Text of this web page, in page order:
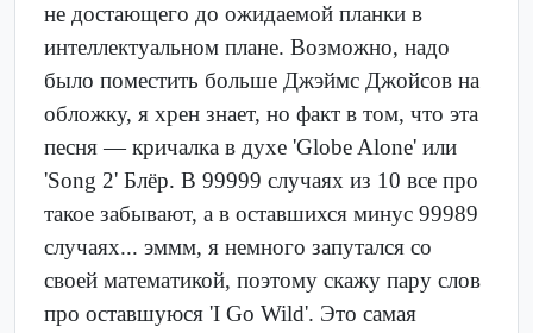
не достающего до ожидаемой планки в
интеллектуальном плане. Возможно, надо
было поместить больше Джэймс Джойсов на
обложку, я хрен знает, но факт в том, что эта
песня — кричалка в духе 'Globe Alone' или
'Song 2' Блёр. В 99999 случаях из 10 все про
такое забывают, а в оставшихся минус 99989
случаях... эммм, я немного запутался со
своей математикой, поэтому скажу пару слов
про оставшуюся 'I Go Wild'. Это самая